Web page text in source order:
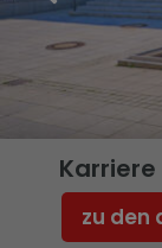
zu den